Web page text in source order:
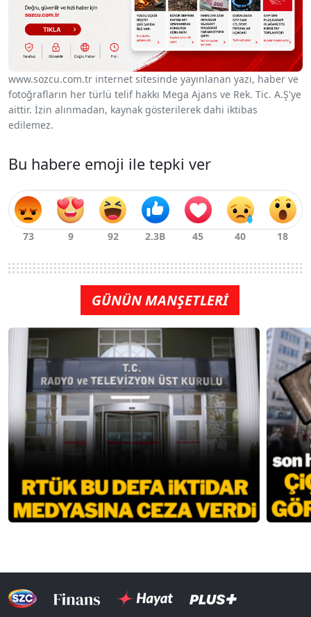
www.sozcu.com.tr internet sitesinde yayınlanan yazı, haber ve
fotoğrafların her türlü telif hakkı Mega Ajans ve Rek. Tic. A.Ş'ye
aittir. İzin alınmadan, kaynak gösterilerek dahi iktibas
edilemez.
Bu habere emoji ile tepki ver
GÜNÜN MANŞETLERİ